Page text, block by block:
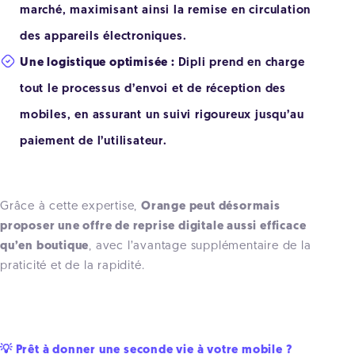
marché, maximisant ainsi la remise en circulation
des appareils électroniques.
Une logistique optimisée : Dipli prend en charge
tout le processus d’envoi et de réception des
mobiles, en assurant un suivi rigoureux jusqu’au
paiement de l’utilisateur.
Grâce à cette expertise, Orange peut désormais
proposer une offre de reprise digitale aussi efficace
qu’en boutique, avec l’avantage supplémentaire de la
praticité et de la rapidité.
💡 Prêt à donner une seconde vie à votre mobile ?